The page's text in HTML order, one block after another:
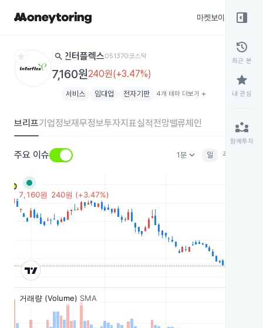
마켓보이스
star search 인터플렉스051370코스닥
7,160원240원(+3.47%)
서비스 임대업 전자기판 4개 테마 더보기 add
브리프기업정보재무정보투자지표실적전망밸류체인
주요 이슈 1분keyboard_arrow_down 일 주
right_panel_open
history
최근 본
star
내 관심
partner_exchange
함께투자